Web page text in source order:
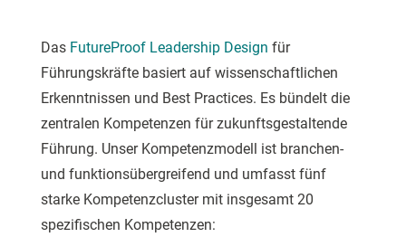
Das FutureProof Leadership Design für
Führungskräfte basiert auf wissenschaftlichen
Erkenntnissen und Best Practices. Es bündelt die
zentralen Kompetenzen für zukunftsgestaltende
Führung. Unser Kompetenzmodell ist branchen-
und funktionsübergreifend und umfasst fünf
starke Kompetenzcluster mit insgesamt 20
spezifischen Kompetenzen: